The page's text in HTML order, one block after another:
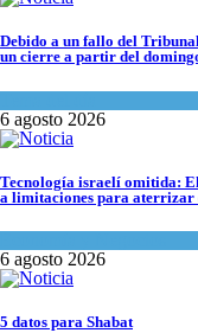
Debido a un fallo del
un cierre a partir del
6 agosto 2026
Tecnología israelí omitida:
a limitaciones para aterrizar
6 agosto 2026
5 datos para Shabat